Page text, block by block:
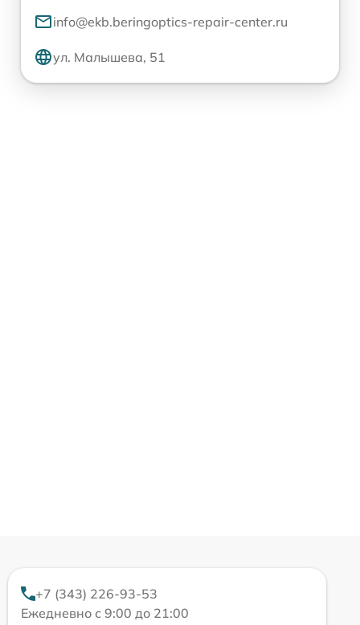
info@ekb.beringoptics-repair-center.ru
ул. Малышева, 51
+7 (343) 226-93-53
Ежедневно с 9:00 до 21:00